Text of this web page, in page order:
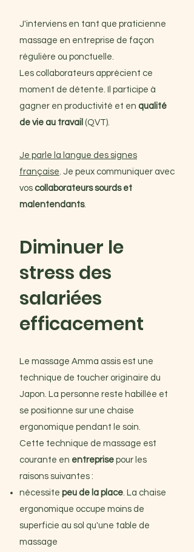
J'interviens en tant que praticienne
massage en entreprise de façon
régulière ou ponctuelle.
Les collaborateurs apprécient ce
moment de détente. Il participe à
gagner en productivité et en qualité
de vie au travail (QVT).
Je parle la langue des signes
française. Je peux communiquer avec
vos collaborateurs sourds et
malentendants.
Diminuer le
stress des
salariées
efficacement
Le massage Amma assis est une
technique de toucher originaire du
Japon. La personne reste habillée et
se positionne sur une chaise
ergonomique pendant le soin.
Cette technique de massage est
courante en entreprise pour les
raisons suivantes :
nécessite peu de la place. La chaise
ergonomique occupe moins de
superficie au sol qu'une table de
massage